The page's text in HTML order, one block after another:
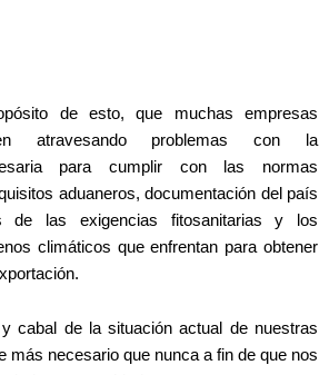
de esto, que muchas empresas
atravesando problemas con la
para cumplir con las normas
aduaneros, documentación del país
de las exigencias fitosanitarias y los
climáticos que enfrentan para obtener
cabal de la situación actual de nuestras
más necesario que nunca a fin de que nos